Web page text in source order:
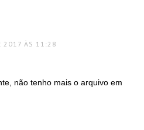
2017 ÀS 11:28
não tenho mais o arquivo em